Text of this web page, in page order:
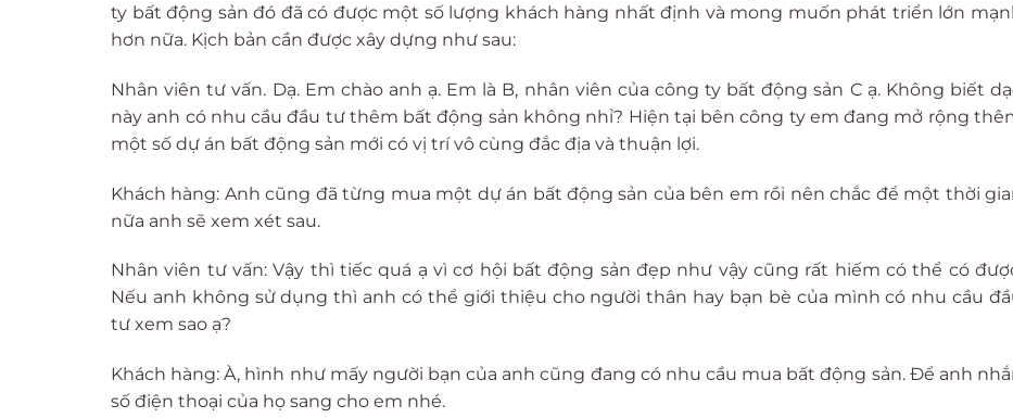
ty bất động sản đó đã có được một số lượng khách hàng nhất định và mong muốn phát triển lớn
hơn nữa. Kịch bản cần được xây dựng như sau:
Nhân viên tư vấn. Dạ. Em chào anh ạ. Em là B, nhân viên của công ty bất động sản C ạ. Không biết
này anh có nhu cầu đầu tư thêm bất động sản không nhỉ? Hiện tại bên công ty em đang mở rộng
một số dự án bất động sản mới có vị trí vô cùng đắc địa và thuận lợi.
Khách hàng: Anh cũng đã từng mua một dự án bất động sản của bên em rồi nên chắc để một thời
nữa anh sẽ xem xét sau.
Nhân viên tư vấn: Vậy thì tiếc quá ạ vì cơ hội bất động sản đẹp như vậy cũng rất hiếm có thể có
Nếu anh không sử dụng thì anh có thể giới thiệu cho người thân hay bạn bè của mình có nhu cầu
tư xem sao ạ?
Khách hàng: À, hình như mấy người bạn của anh cũng đang có nhu cầu mua bất động sản. Để anh
số điện thoại của họ sang cho em nhé.